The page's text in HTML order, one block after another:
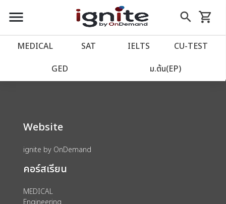
close
account_balance หน้าแรก
เว็บไซต์อิกไนท์
import_contacts วางแผนการเรียน
account_circle เข้าสู่ระบบ
assignment ลงทะเบียน
menu search
Skip
to
shopping_cart
รถเข็น
MEDICAL SAT IELTS CU‑TEST
GED ม.ต้น(EP)
We could not find anything for 80002125
Website
ignite by OnDemand
คอร์สเรียน
MEDICAL
Engineering